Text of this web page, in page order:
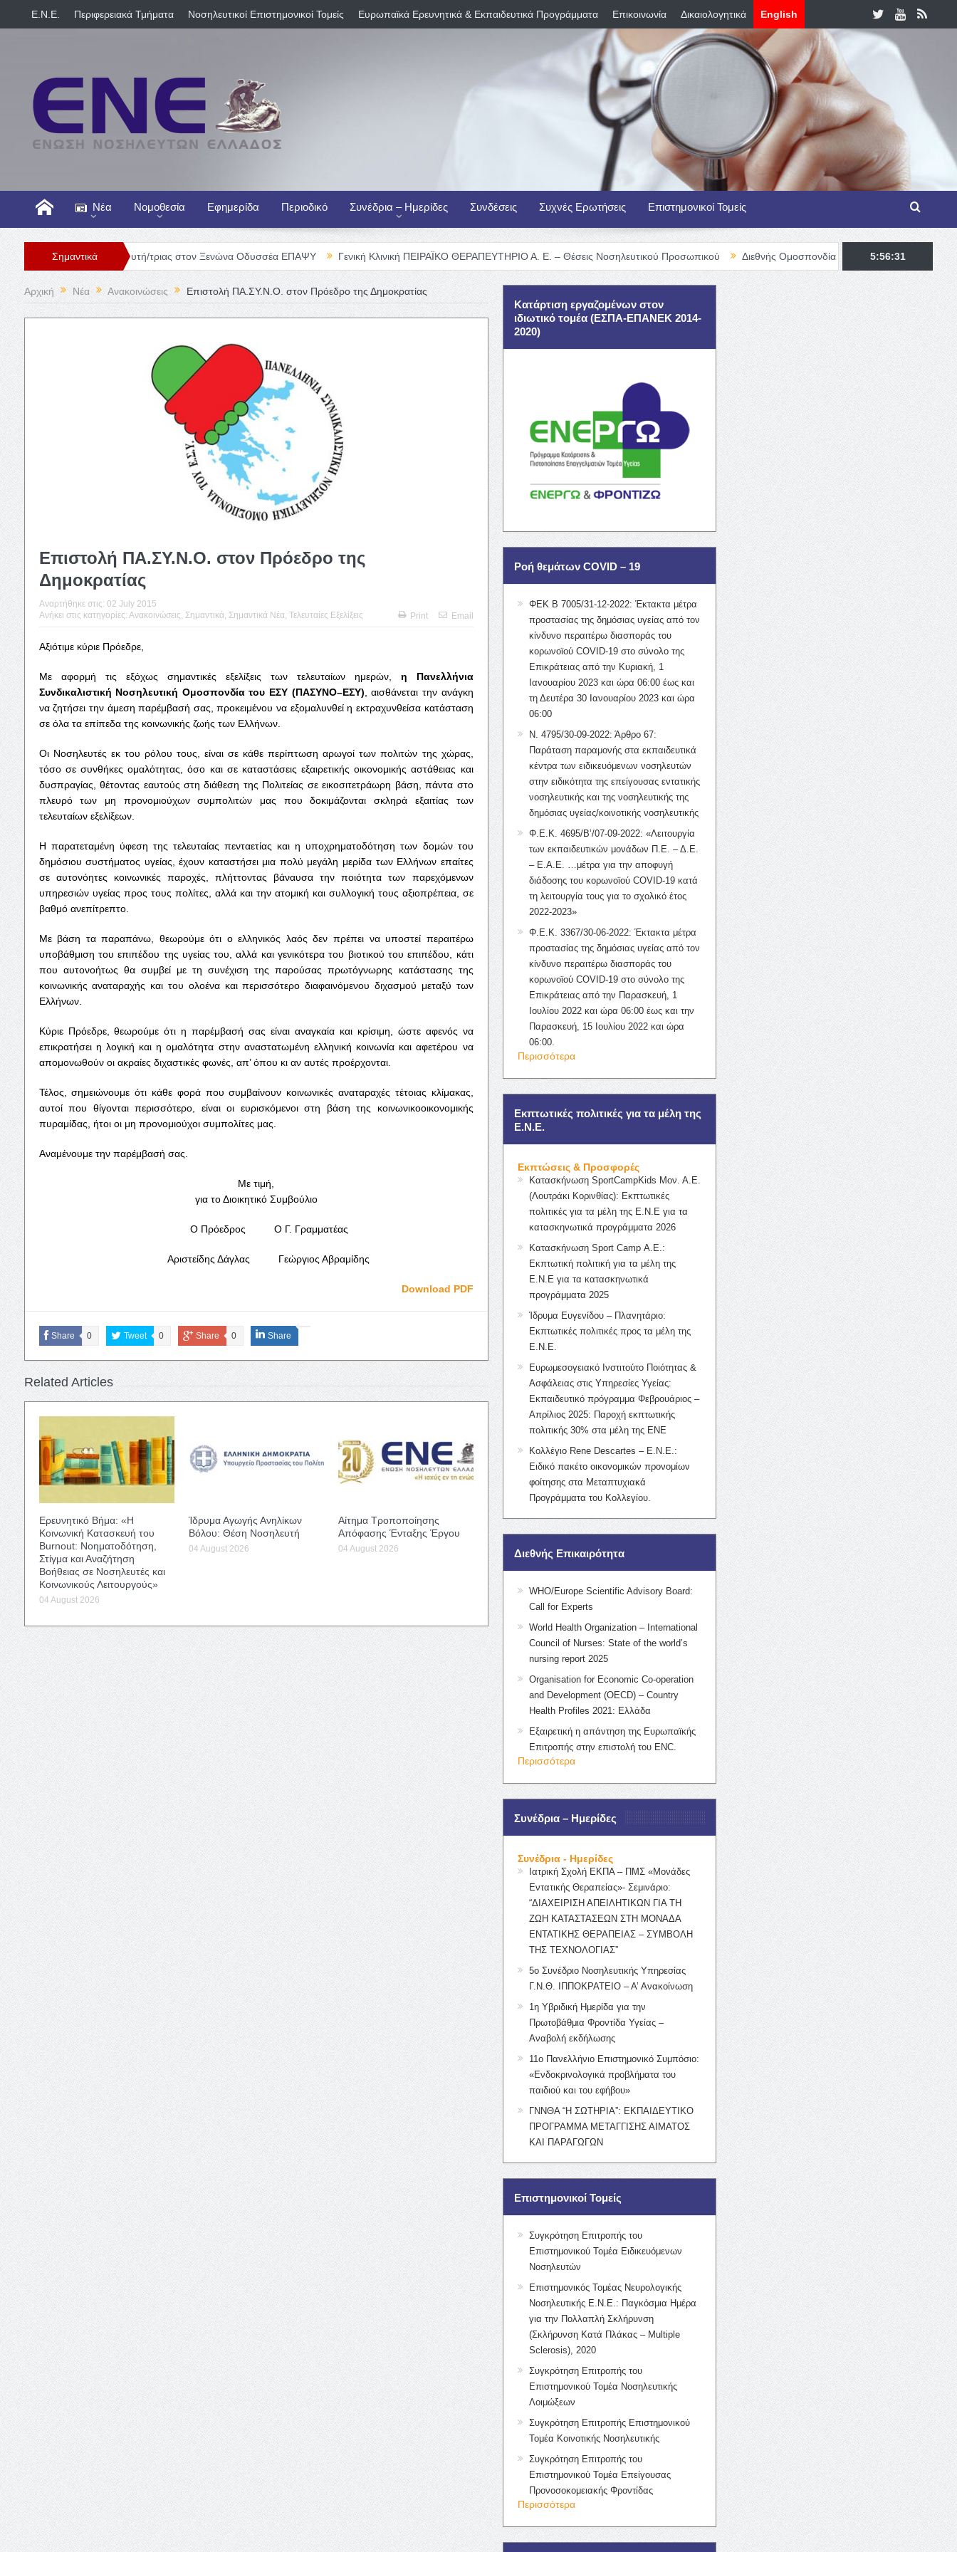
E.N.E. Περιφερειακά Τμήματα Νοσηλευτικοί Επιστημονικοί Τομείς Ευρωπαϊκά Ερευνητικά & Εκπαιδευτικά Προγράμματα Επικοινωνία Δικαιολογητικά English
Νέα Νομοθεσία Εφημερίδα Περιοδικό Συνέδρια – Ημερίδες Συνδέσεις Συχνές Ερωτήσεις Επιστημονικοί Τομείς
Σημαντικά
Θέση Νοσηλευτή/τριας στον Ξενώνα Οδυσσέα ΕΠΑΨΥ Γενική Κλινική ΠΕΙΡΑΪΚΟ ΘΕΡΑΠΕΥΤΗΡΙΟ Α. Ε. – Θέσεις Νοσηλευτικού Προσωπικού Διεθνής Ομοσπονδία Θαλασσαιμίας – TIF Fellowship
5:56:32
Αρχική Νέα Ανακοινώσεις Επιστολή ΠΑ.ΣΥ.Ν.Ο. στον Πρόεδρο της Δημοκρατίας
Επιστολή ΠΑ.ΣΥ.Ν.Ο. στον Πρόεδρο της
Δημοκρατίας
Αναρτήθηκε στις: 02 July 2015
Ανήκει στις κατηγορίες: Ανακοινώσεις Σημαντικά Σημαντικά Νέα Τελευταίες Εξελίξεις Print Email
Αξιότιμε κύριε Πρόεδρε,
Με αφορμή τις εξόχως σημαντικές εξελίξεις των τελευταίων ημερών, η
Πανελλήνια
Συνδικαλιστική Νοσηλευτική Ομοσπονδία του ΕΣΥ (ΠΑΣΥΝΟ–ΕΣΥ) , αισθάνεται την ανάγκη
να ζητήσει την άμεση παρέμβασή σας, προκειμένου να εξομαλυνθεί η εκτραχυνθείσα κατάσταση
σε όλα τα επίπεδα της κοινωνικής ζωής των Ελλήνων.
Οι Νοσηλευτές εκ του ρόλου τους, είναι σε κάθε περίπτωση αρωγοί των πολιτών της χώρας,
τόσο σε συνθήκες ομαλότητας, όσο και σε καταστάσεις εξαιρετικής οικονομικής αστάθειας και
δυσπραγίας, θέτοντας εαυτούς στη διάθεση της Πολιτείας σε εικοσιτετράωρη βάση, πάντα στο
πλευρό των μη προνομιούχων συμπολιτών μας που δοκιμάζονται σκληρά εξαιτίας των
τελευταίων εξελίξεων.
Η παρατεταμένη ύφεση της τελευταίας πενταετίας και η υποχρηματοδότηση των δομών του
δημόσιου συστήματος υγείας, έχουν καταστήσει μια πολύ μεγάλη μερίδα των Ελλήνων επαίτες
σε αυτονόητες κοινωνικές παροχές, πλήττοντας βάναυσα την ποιότητα των παρεχόμενων
υπηρεσιών υγείας προς τους πολίτες, αλλά και την ατομική και συλλογική τους αξιοπρέπεια, σε
βαθμό ανεπίτρεπτο.
Με βάση τα παραπάνω, θεωρούμε ότι ο ελληνικός λαός δεν πρέπει να υποστεί περαιτέρω
υποβάθμιση του επιπέδου της υγείας του, αλλά και γενικότερα του βιοτικού του επιπέδου, κάτι
που αυτονοήτως θα συμβεί με τη συνέχιση της παρούσας πρωτόγνωρης κατάστασης της
κοινωνικής αναταραχής και του ολοένα και περισσότερο διαφαινόμενου διχασμού μεταξύ των
Ελλήνων.
Κύριε Πρόεδρε, θεωρούμε ότι η παρέμβασή σας είναι αναγκαία και κρίσιμη, ώστε αφενός να
επικρατήσει η λογική και η ομαλότητα στην αναστατωμένη ελληνική κοινωνία και αφετέρου να
απομονωθούν οι ακραίες διχαστικές φωνές, απ’ όπου κι αν αυτές προέρχονται.
Τέλος, σημειώνουμε ότι κάθε φορά που συμβαίνουν κοινωνικές αναταραχές τέτοιας κλίμακας,
αυτοί που θίγονται περισσότερο, είναι οι ευρισκόμενοι στη βάση της κοινωνικοοικονομικής
πυραμίδας, ήτοι οι μη προνομιούχοι συμπολίτες μας.
Αναμένουμε την παρέμβασή σας.
Με τιμή,
για το Διοικητικό Συμβούλιο
Ο Πρόεδρος Ο Γ. Γραμματέας
Αριστείδης Δάγλας Γεώργιος Αβραμίδης
Download PDF
Share 0 Tweet 0 Share 0 Share
Related Articles
Ερευνητικό Βήμα: «Η
Κοινωνική Κατασκευή του
Burnout: Νοηματοδότηση,
Στίγμα και Αναζήτηση
Βοήθειας σε Νοσηλευτές και
Κοινωνικούς Λειτουργούς»
04 August 2026
Ίδρυμα Αγωγής Ανηλίκων
Βόλου: Θέση Νοσηλευτή
04 August 2026
Αίτημα Τροποποίησης
Απόφασης Ένταξης Έργου
04 August 2026
Κατάρτιση εργαζομένων στον
ιδιωτικό τομέα (ΕΣΠΑ-ΕΠΑΝΕΚ 2014-
2020)
Ροή θεμάτων COVID – 19
ΦΕΚ Β 7005/31-12-2022: Έκτακτα μέτρα
προστασίας της δημόσιας υγείας από τον
κίνδυνο περαιτέρω διασποράς του
κορωνοϊού COVID-19 στο σύνολο της
Επικράτειας από την Κυριακή, 1
Ιανουαρίου 2023 και ώρα 06:00 έως και
τη Δευτέρα 30 Ιανουαρίου 2023 και ώρα
06:00
Ν. 4795/30-09-2022: Άρθρο 67:
Παράταση παραμονής στα εκπαιδευτικά
κέντρα των ειδικευόμενων νοσηλευτών
στην ειδικότητα της επείγουσας εντατικής
νοσηλευτικής και της νοσηλευτικής της
δημόσιας υγείας/κοινοτικής νοσηλευτικής
Φ.Ε.Κ. 4695/Β’/07-09-2022: «Λειτουργία
των εκπαιδευτικών μονάδων Π.Ε. – Δ.Ε.
– Ε.Α.Ε. …μέτρα για την αποφυγή
διάδοσης του κορωνοϊού COVID-19 κατά
τη λειτουργία τους για το σχολικό έτος
2022-2023»
Φ.Ε.Κ. 3367/30-06-2022: Έκτακτα μέτρα
προστασίας της δημόσιας υγείας από τον
κίνδυνο περαιτέρω διασποράς του
κορωνοϊού COVID-19 στο σύνολο της
Επικράτειας από την Παρασκευή, 1
Ιουλίου 2022 και ώρα 06:00 έως και την
Παρασκευή, 15 Ιουλίου 2022 και ώρα
06:00.
Περισσότερα
Εκπτωτικές πολιτικές για τα μέλη της
Ε.Ν.Ε.
Εκπτώσεις & Προσφορές
Κατασκήνωση SportCampKids Μον. Α.Ε.
(Λουτράκι Κορινθίας): Εκπτωτικές
πολιτικές για τα μέλη της Ε.Ν.Ε για τα
κατασκηνωτικά προγράμματα 2026
Κατασκήνωση Sport Camp Α.Ε.:
Εκπτωτική πολιτική για τα μέλη της
Ε.Ν.Ε για τα κατασκηνωτικά
προγράμματα 2025
Ίδρυμα Ευγενίδου – Πλανητάριο:
Εκπτωτικές πολιτικές προς τα μέλη της
Ε.Ν.Ε.
Ευρωμεσογειακό Ινστιτούτο Ποιότητας &
Ασφάλειας στις Υπηρεσίες Υγείας:
Εκπαιδευτικό πρόγραμμα Φεβρουάριος –
Απρίλιος 2025: Παροχή εκπτωτικής
πολιτικής 30% στα μέλη της ΕΝΕ
Κολλέγιο Rene Descartes – Ε.Ν.Ε.:
Ειδικό πακέτο οικονομικών προνομίων
φοίτησης στα Μεταπτυχιακά
Προγράμματα του Κολλεγίου.
Διεθνής Επικαιρότητα
WHO/Europe Scientific Advisory Board:
Call for Experts
World Health Organization – International
Council of Nurses: State of the world’s
nursing report 2025
Organisation for Economic Co-operation
and Development (OECD) – Country
Health Profiles 2021: Ελλάδα
Εξαιρετική η απάντηση της Ευρωπαϊκής
Επιτροπής στην επιστολή του ENC.
Περισσότερα
Συνέδρια – Ημερίδες
Συνέδρια - Ημερίδες
Ιατρική Σχολή ΕΚΠΑ – ΠΜΣ «Μονάδες
Εντατικής Θεραπείας»- Σεμινάριο:
“ΔΙΑΧΕΙΡΙΣΗ ΑΠΕΙΛΗΤΙΚΩΝ ΓΙΑ ΤΗ
ΖΩΗ ΚΑΤΑΣΤΑΣΕΩΝ ΣΤΗ ΜΟΝΑΔΑ
ΕΝΤΑΤΙΚΗΣ ΘΕΡΑΠΕΙΑΣ – ΣΥΜΒΟΛΗ
ΤΗΣ ΤΕΧΝΟΛΟΓΙΑΣ”
5ο Συνέδριο Νοσηλευτικής Υπηρεσίας
Γ.Ν.Θ. ΙΠΠΟΚΡΑΤΕΙΟ – Α’ Ανακοίνωση
1η Υβριδική Ημερίδα για την
Πρωτοβάθμια Φροντίδα Υγείας –
Αναβολή εκδήλωσης
11ο Πανελλήνιο Επιστημονικό Συμπόσιο:
«Ενδοκρινολογικά προβλήματα του
παιδιού και του εφήβου»
ΓΝΝΘΑ “Η ΣΩΤΗΡΙΑ”: ΕΚΠΑΙΔΕΥΤΙΚΟ
ΠΡΟΓΡΑΜΜΑ ΜΕΤΑΓΓΙΣΗΣ ΑΙΜΑΤΟΣ
ΚΑΙ ΠΑΡΑΓΩΓΩΝ
Επιστημονικοί Τομείς
Συγκρότηση Επιτροπής του
Επιστημονικού Τομέα Ειδικευόμενων
Νοσηλευτών
Επιστημονικός Τομέας Νευρολογικής
Νοσηλευτικής Ε.Ν.Ε.: Παγκόσμια Ημέρα
για την Πολλαπλή Σκλήρυνση
(Σκλήρυνση Κατά Πλάκας – Multiple
Sclerosis), 2020
Συγκρότηση Επιτροπής του
Επιστημονικού Τομέα Νοσηλευτικής
Λοιμώξεων
Συγκρότηση Επιτροπής Επιστημονικού
Τομέα Κοινοτικής Νοσηλευτικής
Συγκρότηση Επιτροπής του
Επιστημονικού Τομέα Επείγουσας
Προνοσοκομειακής Φροντίδας
Περισσότερα